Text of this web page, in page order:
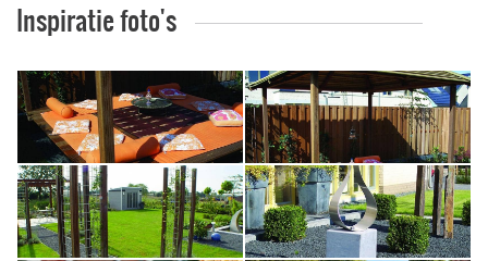
Uitbloei remmend
Inspiratie foto's